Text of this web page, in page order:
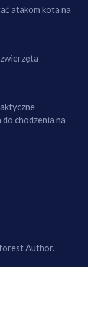
atakom kota na
chodzenia na
Author.